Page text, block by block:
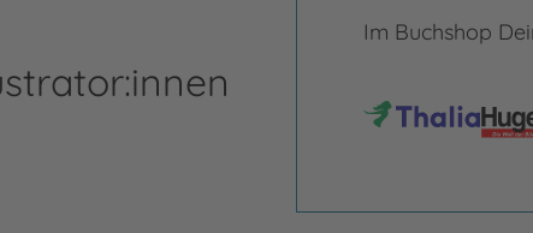
Im Buchshop